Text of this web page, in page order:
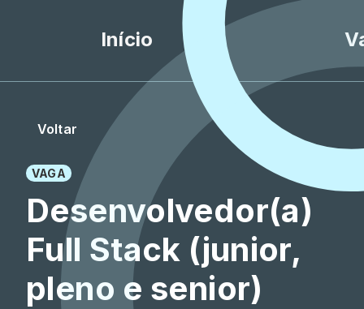
Início
Voltar
VAGA
Desenvolvedor(a)
Full Stack (junior,
pleno e senior)